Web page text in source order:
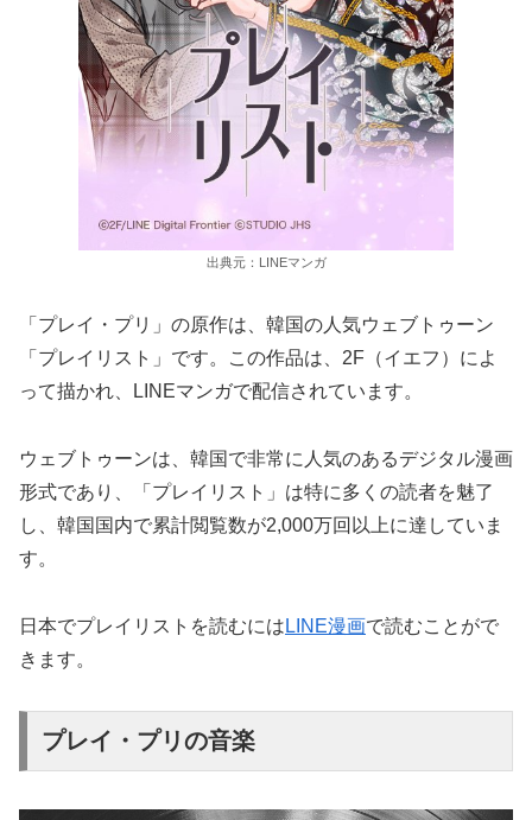
出典元：LINEマンガ
「プレイ・プリ」の原作は、韓国の人気ウェブトゥーン
「プレイリスト」です。この作品は、2F（イエフ）によ
って描かれ、LINEマンガで配信されています。
ウェブトゥーンは、韓国で非常に人気のあるデジタル漫画
形式であり、「プレイリスト」は特に多くの読者を魅了
し、韓国国内で累計閲覧数が2,000万回以上に達していま
す。
日本でプレイリストを読むには LINE漫画で読むことがで
きます。
プレイ・プリの音楽